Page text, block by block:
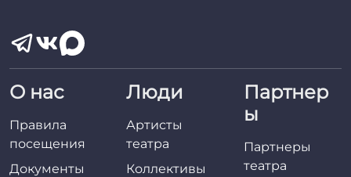
О нас
Правила
посещения
Документы
Люди
Артисты
театра
Коллективы
Партнер
ы
Партнеры
театра